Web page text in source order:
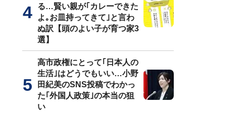
る…賢い親が｢カレーできた
よ｡お皿持ってきて｣と言わ
ぬ訳【頭のよい子が育つ家3
選】
高市政権にとって｢日本人の
生活｣はどうでもいい…小野
田紀美のSNS投稿でわかっ
た｢外国人政策｣の本当の狙
い